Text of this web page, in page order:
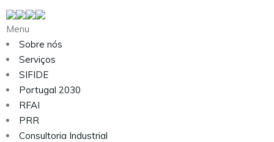
Menu
Sobre nós
Serviços
SIFIDE
Portugal 2030
RFAI
PRR
Consultoria Industrial